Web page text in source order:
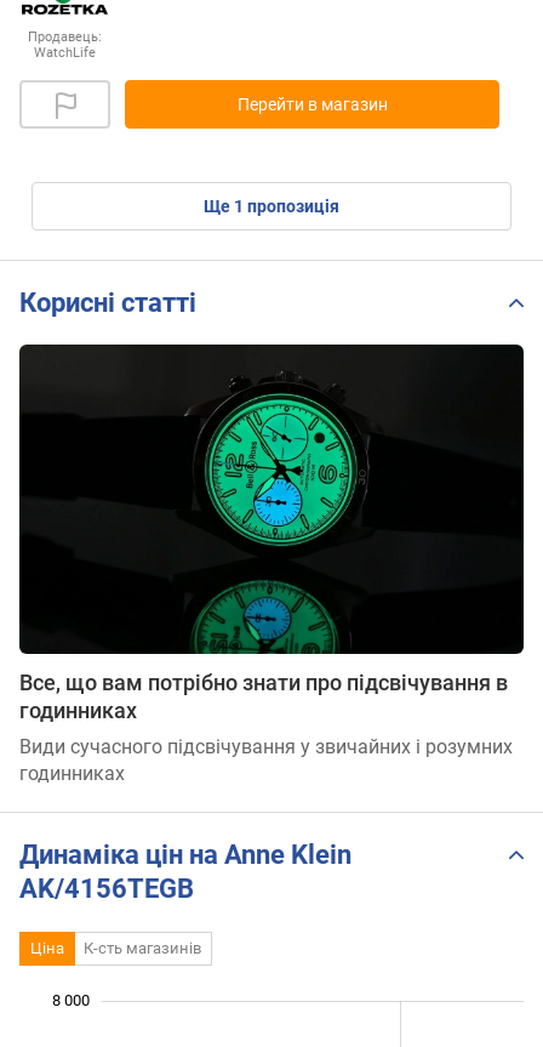
Продавець:
WatchLife
Перейти в магазин
ще 1 пропозиція
Корисні статті
Все, що вам потрібно знати про підсвічування в
годинниках
Види сучасного підсвічування у звичайних і розумних
годинниках
Динаміка цін на Anne Klein
AK/4156TEGB
Ціна К-сть магазинів
8 000